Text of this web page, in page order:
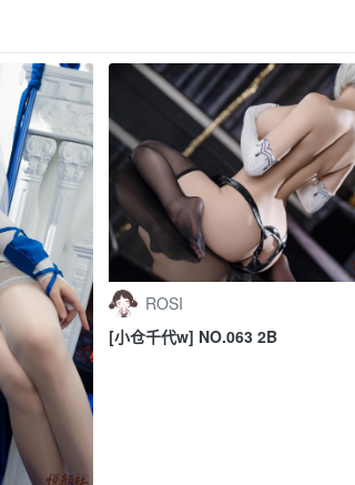
ROSI
[小仓千代w] NO.063 2B